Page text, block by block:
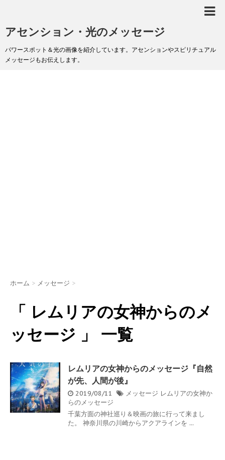
アセンション・光のメッセージ
パワースポット＆光の画像を紹介しています。アセンションやスピリチュアル
メッセージもお伝えします。
ホーム > メッセージ >
「 レムリアの女神からのメ
ッセージ 」 一覧
レムリアの女神からのメッセージ『自然
が先、人間が後』
2019/08/11 メッセージ レムリアの女神か
らのメッセージ
千葉方面の神社巡り＆映画の旅に行って来まし
た。 神奈川県の川崎からアクアラインを ...